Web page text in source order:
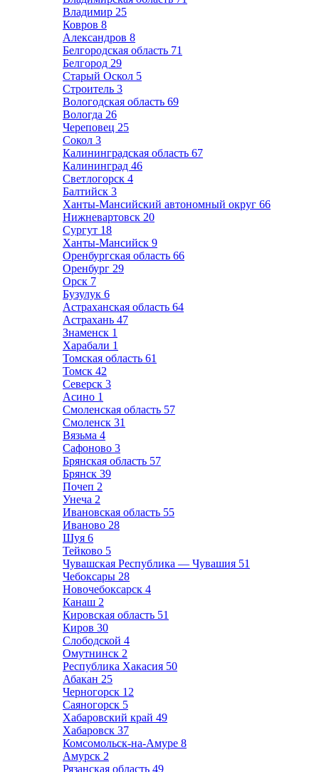
Владимир 25
Ковров 8
Александров 8
Белгородская область 71
Белгород 29
Старый Оскол 5
Строитель 3
Вологодская область 69
Вологда 26
Череповец 25
Сокол 3
Калининградская область 67
Калининград 46
Светлогорск 4
Балтийск 3
Ханты-Мансийский автономный округ 66
Нижневартовск 20
Сургут 18
Ханты-Мансийск 9
Оренбургская область 66
Оренбург 29
Орск 7
Бузулук 6
Астраханская область 64
Астрахань 47
Знаменск 1
Харабали 1
Томская область 61
Томск 42
Северск 3
Асино 1
Смоленская область 57
Смоленск 31
Вязьма 4
Сафоново 3
Брянская область 57
Брянск 39
Почеп 2
Унеча 2
Ивановская область 55
Иваново 28
Шуя 6
Тейково 5
Чувашская Республика — Чувашия 51
Чебоксары 28
Новочебоксарск 4
Канаш 2
Кировская область 51
Киров 30
Слободской 4
Омутнинск 2
Республика Хакасия 50
Абакан 25
Черногорск 12
Саяногорск 5
Хабаровский край 49
Хабаровск 37
Комсомольск-на-Амуре 8
Амурск 2
Рязанская область 49